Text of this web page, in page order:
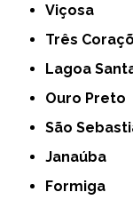
Viçosa
Três
Lagoa
Ouro Preto
São
Janaúba
Formiga